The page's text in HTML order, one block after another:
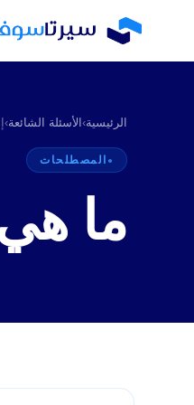
الرئيسية› الأسئلة الشائعة›
المصطلحات
ما